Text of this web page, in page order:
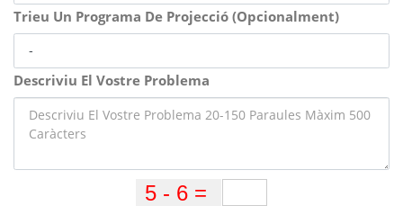
Trieu Un Programa De Projecció (Opcionalment)
Descriviu El Vostre Problema